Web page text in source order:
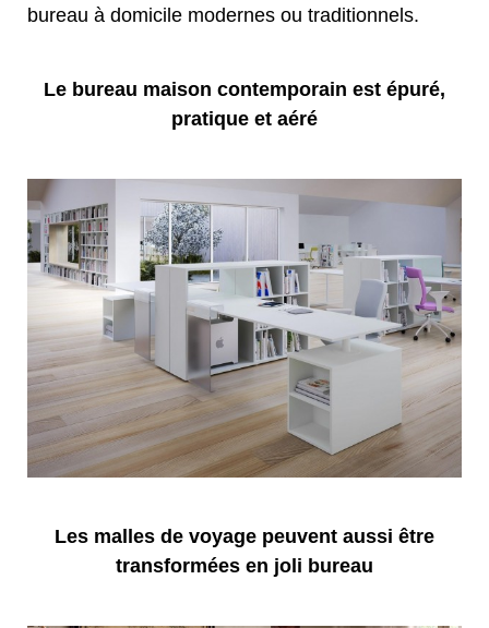
bureau à domicile modernes ou traditionnels.
Le bureau maison contemporain est épuré,
pratique et aéré
Les malles de voyage peuvent aussi être
transformées en joli bureau